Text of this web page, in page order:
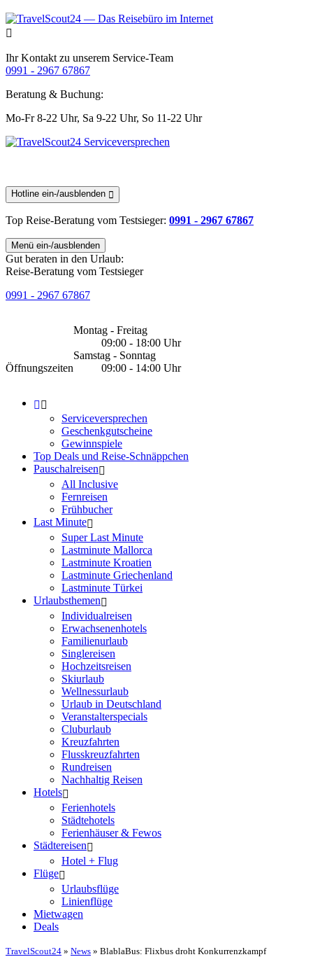
Ihr Kontakt zu unserem Service-Team
0991 - 2967 67867
Beratung & Buchung:
Mo-Fr 8-22 Uhr, Sa 9-22 Uhr, So 11-22 Uhr
Hotline ein-/ausblenden
Top Reise-Beratung vom Testsieger: 0991 - 2967 67867
Menü ein-/ausblenden
Gut beraten in den Urlaub:
Reise-Beratung vom Testsieger
0991 - 2967 67867
Öffnungszeiten
Montag - Freitag
09:00 - 18:00 Uhr
Samstag - Sonntag
09:00 - 14:00 Uhr
Serviceversprechen
Geschenkgutscheine
Gewinnspiele
Top Deals und Reise-Schnäppchen
Pauschalreisen
All Inclusive
Fernreisen
Frühbucher
Last Minute
Super Last Minute
Lastminute Mallorca
Lastminute Kroatien
Lastminute Griechenland
Lastminute Türkei
Urlaubsthemen
Individualreisen
Erwachsenenhotels
Familienurlaub
Singlereisen
Hochzeitsreisen
Skiurlaub
Wellnessurlaub
Urlaub in Deutschland
Veranstalterspecials
Cluburlaub
Kreuzfahrten
Flusskreuzfahrten
Rundreisen
Nachhaltig Reisen
Hotels
Ferienhotels
Städtehotels
Ferienhäuser & Fewos
Städtereisen
Hotel + Flug
Flüge
Urlaubsflüge
Linienflüge
Mietwagen
Deals
TravelScout24 » News » BlablaBus: Flixbus droht Konkurrenzkampf